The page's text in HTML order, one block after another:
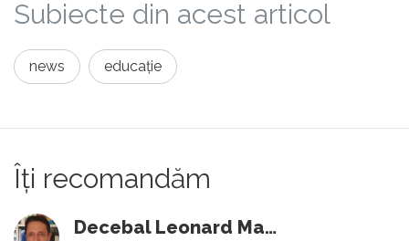
Subiecte din acest articol
news educație
Îți recomandăm
Decebal Leonard Marin